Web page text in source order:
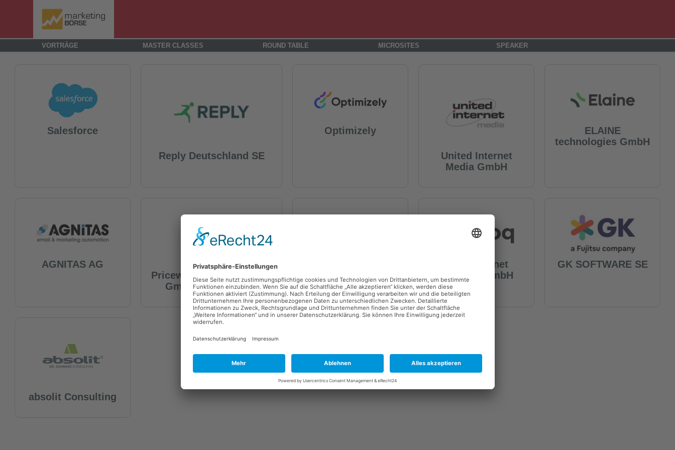
VORTRÄGE MASTER CLASSES ROUND TABLE MICROSITES SPEAKER
Salesforce
Reply Deutschland SE
Optimizely
United Internet
Media GmbH
ELAINE
technologies GmbH
AGNITAS AG
PwC
PricewaterhouseCoopers
GmbH Deutschland
epoq internet
services GmbH
GK SOFTWARE SE
absolit Consulting